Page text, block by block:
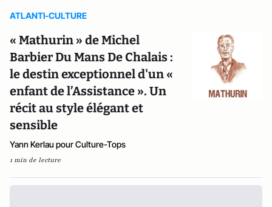
ATLANTI-CULTURE
« Mathurin » de Michel
Barbier Du Mans De Chalais :
le destin exceptionnel d'un «
enfant de l’Assistance ». Un
récit au style élégant et
sensible
Yann Kerlau pour Culture-Tops
1 min de lecture